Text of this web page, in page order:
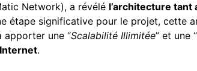
Network), a révélé l’architecture tant
étape significative pour le projet, cette
apporter une “Scalabilité Illimitée” et une “
.